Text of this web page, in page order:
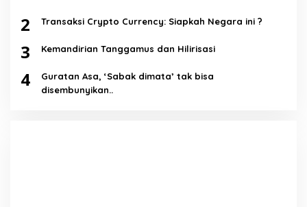
2 Transaksi Crypto Currency: Siapkah Negara ini ?
3 Kemandirian Tanggamus dan Hilirisasi
4
Guratan Asa, ‘Sabak dimata’ tak bisa
disembunyikan..